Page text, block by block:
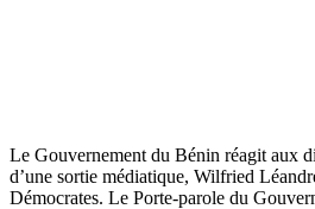
Le Gouvernement du Bénin réagit aux
d’une sortie médiatique, Wilfried
Démocrates. Le Porte-parole du